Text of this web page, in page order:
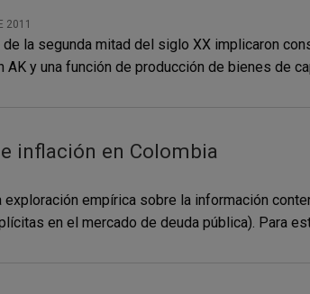
2011
la segunda mitad del siglo XX implicaron
y una función de producción de bienes de
inflación en Colombia
exploración empírica sobre la información
en el mercado de deuda pública). Para